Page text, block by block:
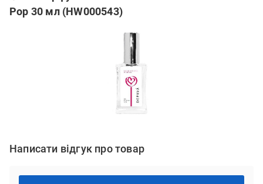
Pop 30 мл (HW000543)
Написати відгук про товар